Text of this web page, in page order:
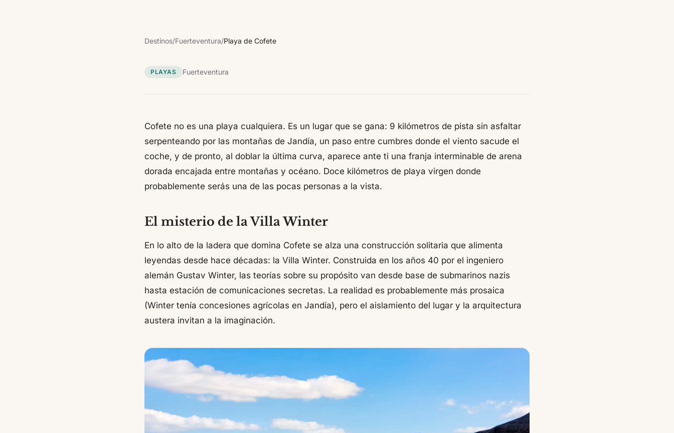
Destinos/Fuerteventura/Playa de Cofete
PLAYAS Fuerteventura
Cofete no es una playa cualquiera. Es un lugar que se gana: 9 kilómetros de pista sin asfaltar
serpenteando por las montañas de Jandía, un paso entre cumbres donde el viento sacude el
coche, y de pronto, al doblar la última curva, aparece ante ti una franja interminable de arena
dorada encajada entre montañas y océano. Doce kilómetros de playa virgen donde
probablemente serás una de las pocas personas a la vista.
El misterio de la Villa Winter
En lo alto de la ladera que domina Cofete se alza una construcción solitaria que alimenta
leyendas desde hace décadas: la Villa Winter. Construida en los años 40 por el ingeniero
alemán Gustav Winter, las teorías sobre su propósito van desde base de submarinos nazis
hasta estación de comunicaciones secretas. La realidad es probablemente más prosaica
(Winter tenía concesiones agrícolas en Jandía), pero el aislamiento del lugar y la arquitectura
austera invitan a la imaginación.